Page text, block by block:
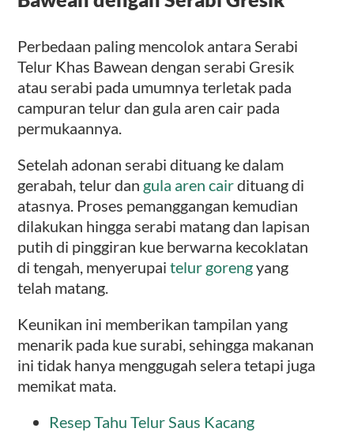
Perbedaan paling mencolok antara Serabi
Telur Khas Bawean dengan serabi Gresik
atau serabi pada umumnya terletak pada
campuran telur dan gula aren cair pada
permukaannya.
Setelah adonan serabi dituang ke dalam
gerabah, telur dan gula aren cairdituang di
atasnya. Proses pemanggangan kemudian
dilakukan hingga serabi matang dan lapisan
putih di pinggiran kue berwarna kecoklatan
di tengah, menyerupaitelur gorengyang
telah matang.
Keunikan ini memberikan tampilan yang
menarik pada kue surabi, sehingga makanan
ini tidak hanya menggugah selera tetapi juga
memikat mata.
Resep Tahu Telur Saus Kacang